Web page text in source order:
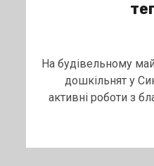
На будівельному
дошкільнят у
активні роботи з